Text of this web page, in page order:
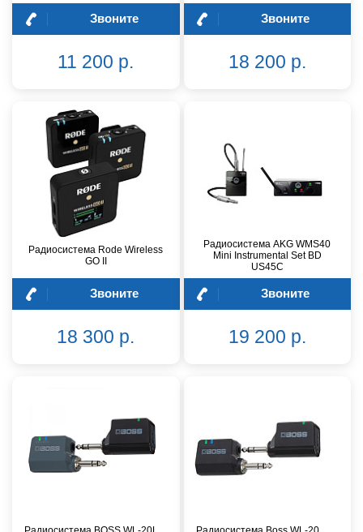
Звоните
11 200 р.
Звоните
18 200 р.
Радиосистема Rode Wireless
GO II
Звоните
18 300 р.
Радиосистема AKG WMS40
Mini Instrumental Set BD
US45C
Звоните
19 200 р.